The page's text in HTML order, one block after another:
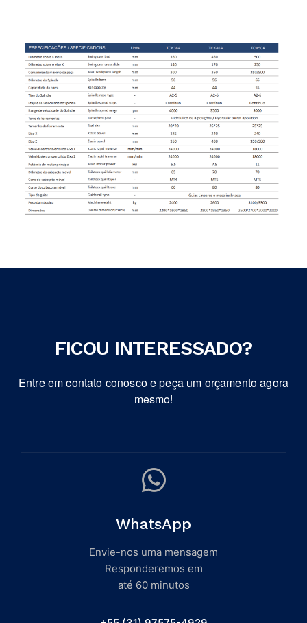
FICOU INTERESSADO?
Entre em contato conosco e peça um orçamento agora
mesmo!
WhatsApp
Envie-nos uma mensagem
Responderemos em
até 60 minutos